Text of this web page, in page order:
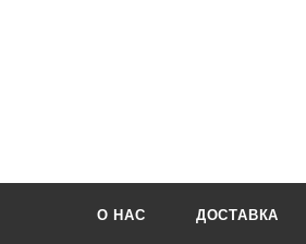
О НАС ДОСТАВКА